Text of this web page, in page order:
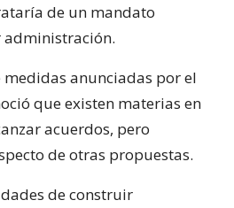
de un mandato
anunciadas por el
que existen materias en
acuerdos, pero
de otras propuestas.
de construir